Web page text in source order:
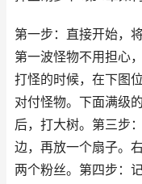
第一步：直接开始，
第一波怪物不用担心
打怪的时候，在下图
对付怪物。下面满级
后，打大树。第三步
边，再放一个扇子。
两个粉丝。第四步：